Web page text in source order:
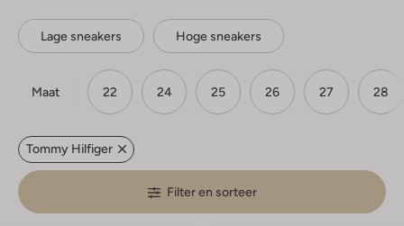
Lage sneakers Hoge sneakers
Maat 22 24 25 26 27 28
Tommy Hilfiger
Filter en sorteer